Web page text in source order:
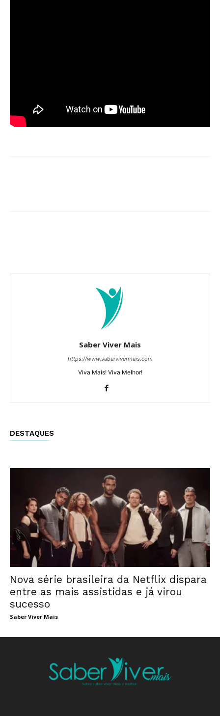
Saber Viver Mais
https://www.sabervivermais.com
Viva Mais! Viva Melhor!
DESTAQUES
Nova série brasileira da Netflix dispara
entre as mais assistidas e já virou
sucesso
Saber Viver Mais